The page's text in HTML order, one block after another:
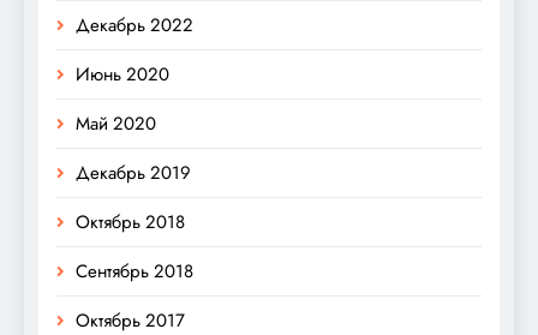
Декабрь 2022
Июнь 2020
Май 2020
Декабрь 2019
Октябрь 2018
Сентябрь 2018
Октябрь 2017